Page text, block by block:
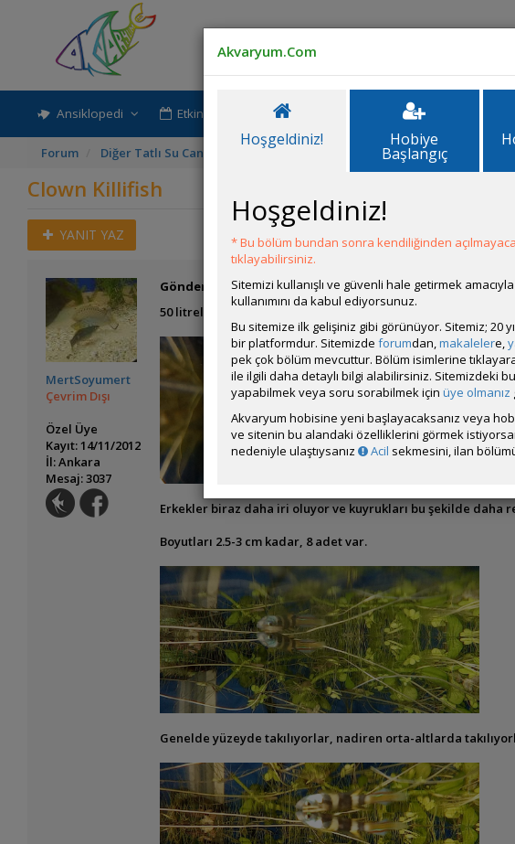
Ansiklopedi Etkinlik-Paylaşım İlanlar
Forum Diğer Tatlı Su Canlıları Tanıtımı Clown Killifish
Clown Killifish
YANIT YAZ
MertSoyumert
Çevrim Dışı
Özel Üye
Kayıt: 14/11/2012
İl: Ankara
Mesaj: 3037
Gönderim Zamanı: 15 Ocak 2023 21:45
50 litrelik bitkili tankıma bugün eklediğim Clown Killifishler
Erkekler biraz daha iri oluyor ve kuyrukları bu şekilde daha
Boyutları 2.5-3 cm kadar, 8 adet var.
Genelde yüzeyde takılıyorlar, nadiren orta-altlarda
Akvaryum.Com
Hoşgeldiniz! Hobiye
Başlangıç
Hoşgeldiniz!
* Bu bölüm bundan sonra kendiliğinden
tıklayabilirsiniz.
Sitemizi kullanışlı ve güvenli hale getirmek
kullanımını da kabul ediyorsunuz.
Bu sitemize ilk gelişiniz gibi görünüyor. Sitemiz; 20
bir platformdur. Sitemizde forumdan,makalelere,
pek çok bölüm mevcuttur. Bölüm isimlerine
ile ilgili daha detaylı bilgi alabilirsiniz. Sitemizdeki
yapabilmek veya soru sorabilmek için üye olmanız
Akvaryum hobisine yeni başlayacaksanız veya
ve sitenin bu alandaki özelliklerini görmek
nedeniyle ulaştıysanız
Acil sekmesini, ilan